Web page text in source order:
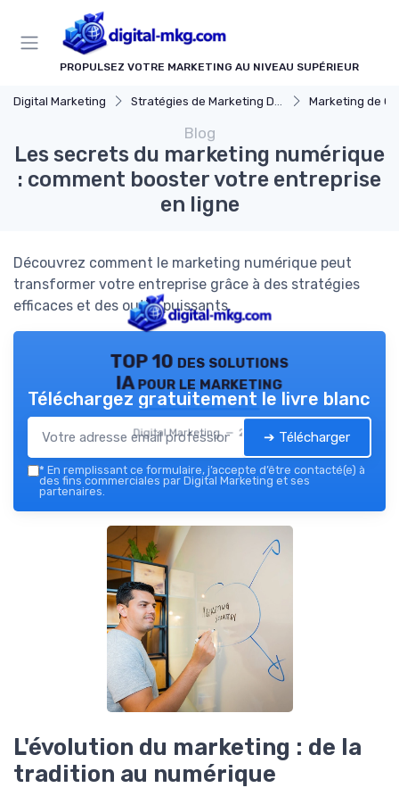
PROPULSEZ VOTRE MARKETING AU NIVEAU SUPÉRIEUR
Digital Marketing Stratégies de Marketing Digital Marketing de
Blog
Les secrets du marketing numérique
: comment booster votre entreprise
en ligne
Découvrez comment le marketing numérique peut
transformer votre entreprise grâce à des stratégies
efficaces et des outils puissants.
TOP 10 des solutions
IA pour le marketing
Digital Marketing — 2026
Téléchargez gratuitement le livre blanc
➔ Télécharger
* En remplissant ce formulaire, j’accepte d’être contacté(e) à
des fins commerciales par Digital Marketing et ses
partenaires.
L'évolution du marketing : de la
tradition au numérique
Panneau de gestion des cookies